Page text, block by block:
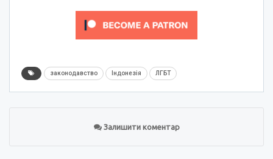
законодавство Індонезія ЛГБТ
Залишити коментар